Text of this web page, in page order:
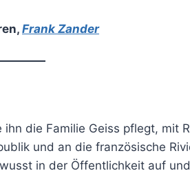
, Frank Zander
die Familie Geiss pflegt, mit
und an die französische
in der Öffentlichkeit auf und